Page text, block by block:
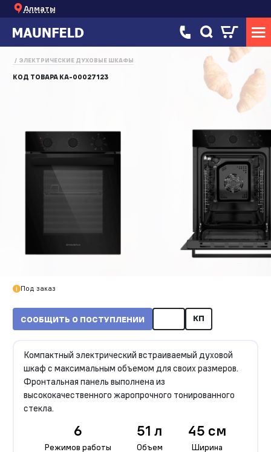
Алматы
ЭЛЕКТРИЧЕСКИЕ ДУХОВЫЕ ШКАФЫ
КОД ТОВАРА КА-00027123
Под заказ
СООБЩИТЬ О ПОСТУПЛЕНИИ КП
Компактный электрический встраиваемый духовой
шкаф с максимальным объемом для своих размеров.
Фронтальная панель выполнена из
высококачественного жаропрочного тонированного
стекла.
6
Режимов работы
51 л
Объем
45 см
Ширина